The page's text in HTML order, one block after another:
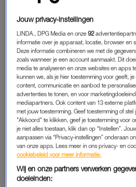
JESSE KLAVER
De plek kwam vrij nadat
kort na de verkiezingsuitslag. De
ging van 25 naar 20. Een bittere pil,
tussen GroenLinks en PvdA was juist
te maken.
In het geruchtencircuit werden ook
onder wie Habtamu de Hoop en
Marjolein Moorman. Maar beiden
geen ambities te hebben voor het
Daarmee bleef Klaver als enige
Jouw privacy-instellingen
LINDA., DPG Media en onze92
informatie over je apparaat, locatie, browser en
Deze informatie combineren we met de
zoals wanneer je een account aanmaakt. Dit
media te analyseren en onze websites en apps
kunnen we, als je hier toestemming voor geeft,
content, communicatie en aanbod te
advertenties te tonen, en voor
mediapartners. Ook content van 13 externe
met jouw toestemming. Geef toestemming of
"Akkoord" te klikken, geef je toestemming voor
je niet alles toestaan, klik dan op “Instellen”.
aanpassen via “Privacy-instellingen” onderaan
van onze apps. Lees meer in ons privacy- en
cookiebeleid voor meer informatie.
Wij en onze partners verwerken
doeleinden: